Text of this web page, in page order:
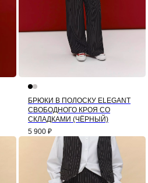
БРЮКИ В ПОЛОСКУ ELEGANT
СВОБОДНОГО КРОЯ СО
СКЛАДКАМИ (ЧЁРНЫЙ)
5 900 ₽